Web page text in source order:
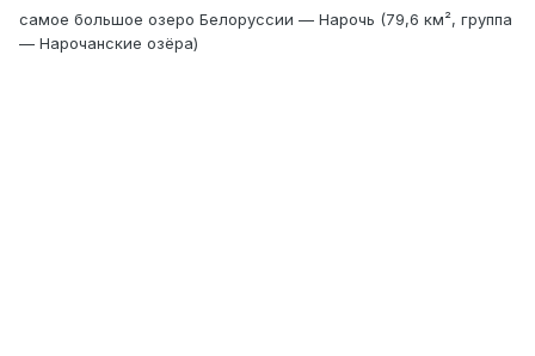
самое большое озеро Белоруссии — Нарочь (79,6 км², группа
— Нарочанские озёра)